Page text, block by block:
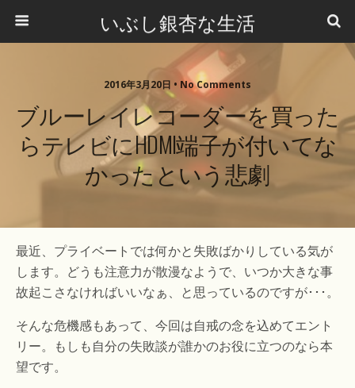
いぶし銀杏な生活
2016年3月20日 • No Comments
ブルーレイレコーダーを買った
らテレビにHDMI端子が付いてな
かったという悲劇
最近、プライベートでは何かと失敗ばかりしている気が
します。どうも注意力が散漫なようで、いつか大きな事
故起こさなければいいなぁ、と思っているのですが･･･。
そんな危機感もあって、今回は自戒の念を込めてエント
リー。もしも自分の失敗談が誰かのお役に立つのなら本
望です。